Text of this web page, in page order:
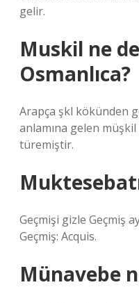
gelir.
Muskil ne
Osmanlıca?
Arapça şkl kökünden
anlamına gelen müşkil مشكل kelimesinden
türemiştir.
Geçmişi gizle Geçmiş
Geçmiş: Acquis.
Münavebe